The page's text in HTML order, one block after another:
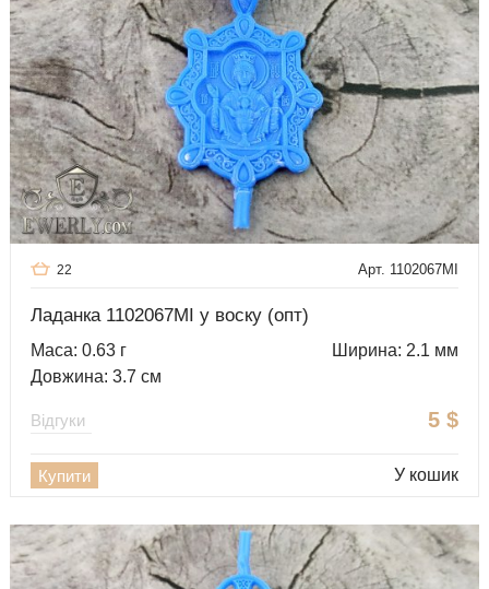
Арт. 1102067MI
22
Ладанка 1102067MI у воску (опт)
Маса: 0.63 г
Ширина: 2.1 мм
Довжина: 3.7 см
5 $
Відгуки
Купити У кошик